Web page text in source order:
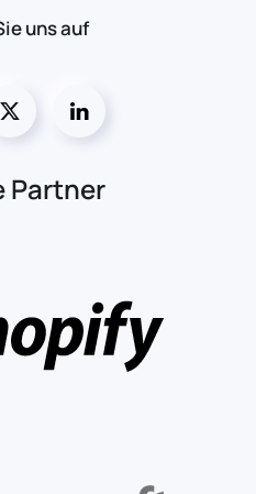
uns auf
Partner